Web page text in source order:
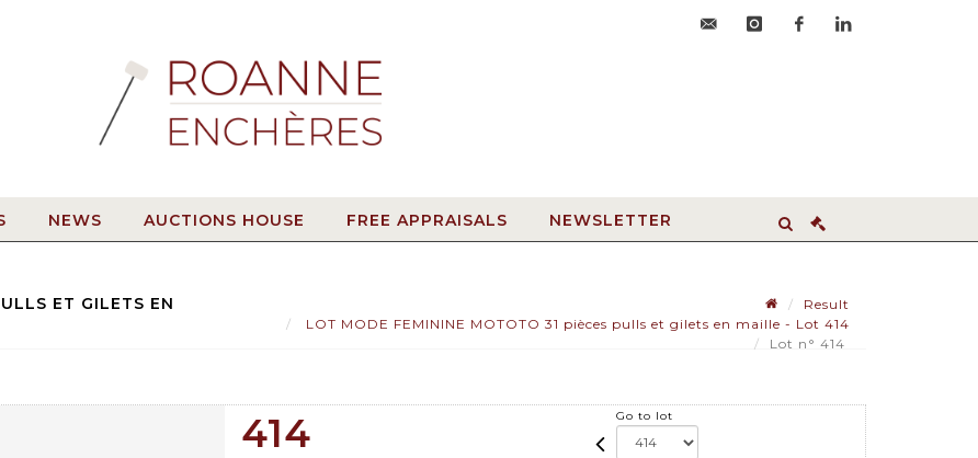
NEWS AUCTIONS HOUSE FREE APPRAISALS NEWSLETTER
ET GILETS EN
Result
LOT MODE FEMININE MOTOTO 31 pièces pulls et gilets en maille - Lot 414
Lot n° 414
414 Go to lot